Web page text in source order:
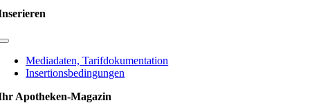
Toggle
NavigationMediadaten, Tarifdokumentation
Insertionsbedingungen
Apotheken-Magazin